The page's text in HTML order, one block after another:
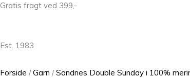
Gratis fragt ved 399,-
Est. 1983
Forside /Garn /Sandnes Double Sunday i 100%